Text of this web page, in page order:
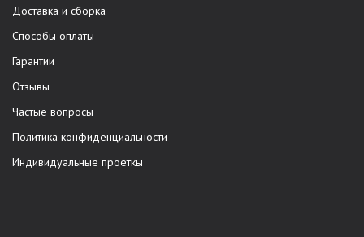
Доставка и сборка
Способы оплаты
Гарантии
Отзывы
Частые вопросы
Политика конфиденциальности
Индивидуальные проеткы